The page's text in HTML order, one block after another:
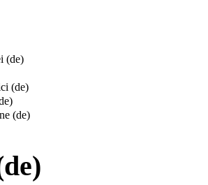
(de)
(de)
(de)